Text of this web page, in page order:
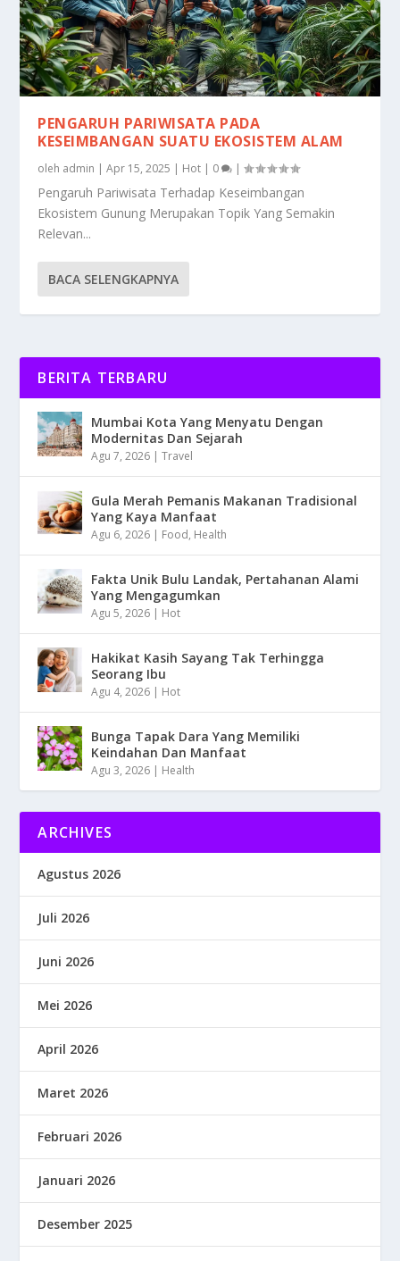
PENGARUH PARIWISATA PADA
KESEIMBANGAN SUATU EKOSISTEM ALAM
oleh admin |Apr 15, 2025 | Hot | 0 |
Pengaruh Pariwisata Terhadap Keseimbangan
Ekosistem Gunung Merupakan Topik Yang Semakin
Relevan...
BACA SELENGKAPNYA
BERITA TERBARU
Mumbai Kota Yang Menyatu Dengan
Modernitas Dan Sejarah
Agu 7, 2026 |Travel
Gula Merah Pemanis Makanan Tradisional
Yang Kaya Manfaat
Agu 6, 2026 | Food, Health
Fakta Unik Bulu Landak, Pertahanan Alami
Yang Mengagumkan
Agu 5, 2026 | Hot
Hakikat Kasih Sayang Tak Terhingga
Seorang Ibu
Agu 4, 2026 | Hot
Bunga Tapak Dara Yang Memiliki
Keindahan Dan Manfaat
Agu 3, 2026 | Health
ARCHIVES
Agustus 2026
Juli 2026
Juni 2026
Mei 2026
April 2026
Maret 2026
Februari 2026
Januari 2026
Desember 2025